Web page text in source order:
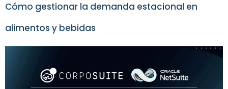
Cómo gestionar la demanda estacional en
alimentos y bebidas